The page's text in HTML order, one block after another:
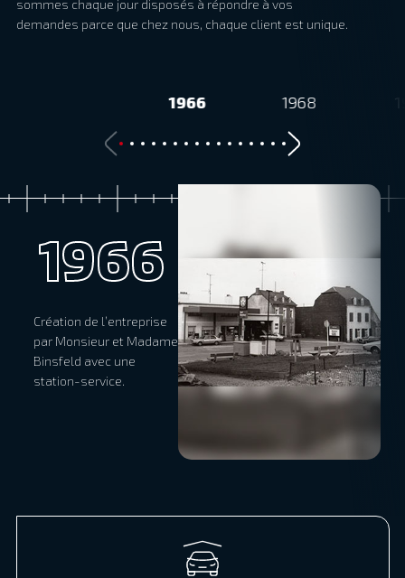
sommes chaque jour disposés à répondre à vos
demandes parce que chez nous, chaque client est unique.
1966 1968
1966
Création de l’entreprise
par Monsieur et Madame
Binsfeld avec une
station-service.